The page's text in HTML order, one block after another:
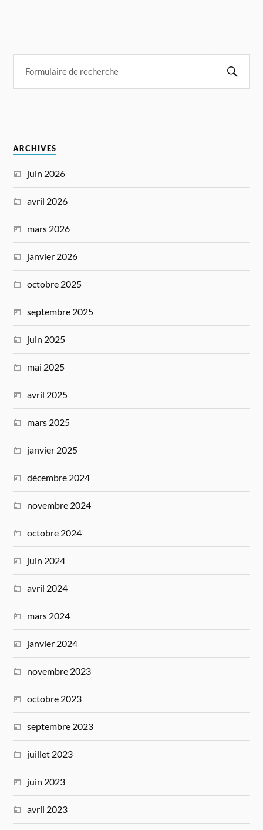
ARCHIVES
juin 2026
avril 2026
mars 2026
janvier 2026
octobre 2025
septembre 2025
juin 2025
mai 2025
avril 2025
mars 2025
janvier 2025
décembre 2024
novembre 2024
octobre 2024
juin 2024
avril 2024
mars 2024
janvier 2024
novembre 2023
octobre 2023
septembre 2023
juillet 2023
juin 2023
avril 2023